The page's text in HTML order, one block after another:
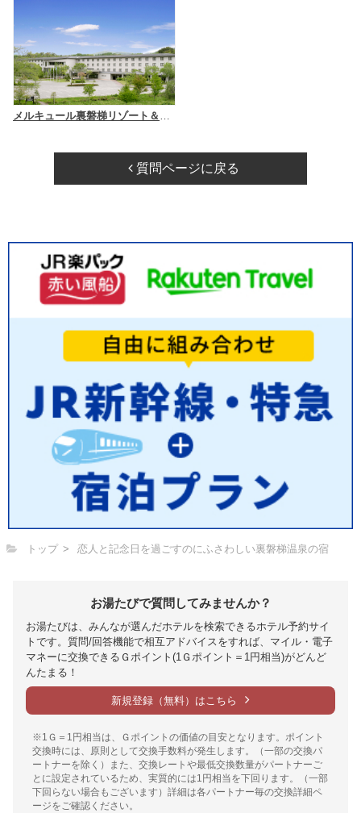
質問ページに戻る
トップ 恋人と記念日を過ごすのにふさわしい裏磐梯温泉の宿
お湯たびで質問してみませんか？
お湯たびは、みんなが選んだホテルを検索できるホテル予約サイ
トです。質問/回答機能で相互アドバイスをすれば、マイル・電子
マネーに交換できるＧポイント(1Ｇポイント＝1円相当)がどんど
んたまる！
新規登録（無料）はこちら
※1Ｇ＝1円相当は、Ｇポイントの価値の目安となります。ポイント
交換時には、原則として交換手数料が発生します。（一部の交換パ
ートナーを除く）また、交換レートや最低交換数量がパートナーご
とに設定されているため、実質的には1円相当を下回ります。（一部
下回らない場合もございます）詳細は各パートナー毎の交換詳細ペ
ージをご確認ください。